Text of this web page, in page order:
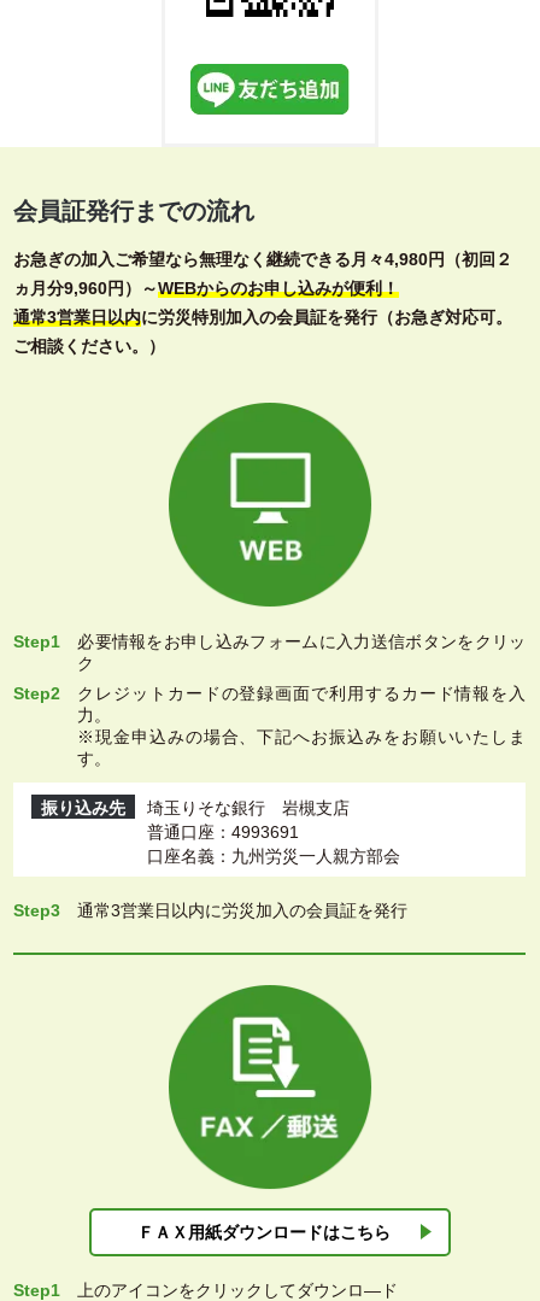
会員証発行までの流れ
お急ぎの加入ご希望なら無理なく継続できる月々4,980円（初回２
ヵ月分9,960円）～WEBからのお申し込みが便利！
通常3営業日以内に労災特別加入の会員証を発行（お急ぎ対応可。
ご相談ください。）
Step1
必要情報をお申し込みフォームに入力送信ボタンをクリッ
ク
Step2
クレジットカードの登録画面で利用するカード情報を入
力。
※現金申込みの場合、下記へお振込みをお願いいたしま
す。
振り込み先
埼玉りそな銀行 岩槻支店
普通口座：4993691
口座名義：九州労災一人親方部会
Step3 通常3営業日以内に労災加入の会員証を発行
ＦＡＸ用紙ダウンロードはこちら
Step1 上のアイコンをクリックしてダウンロ―ド